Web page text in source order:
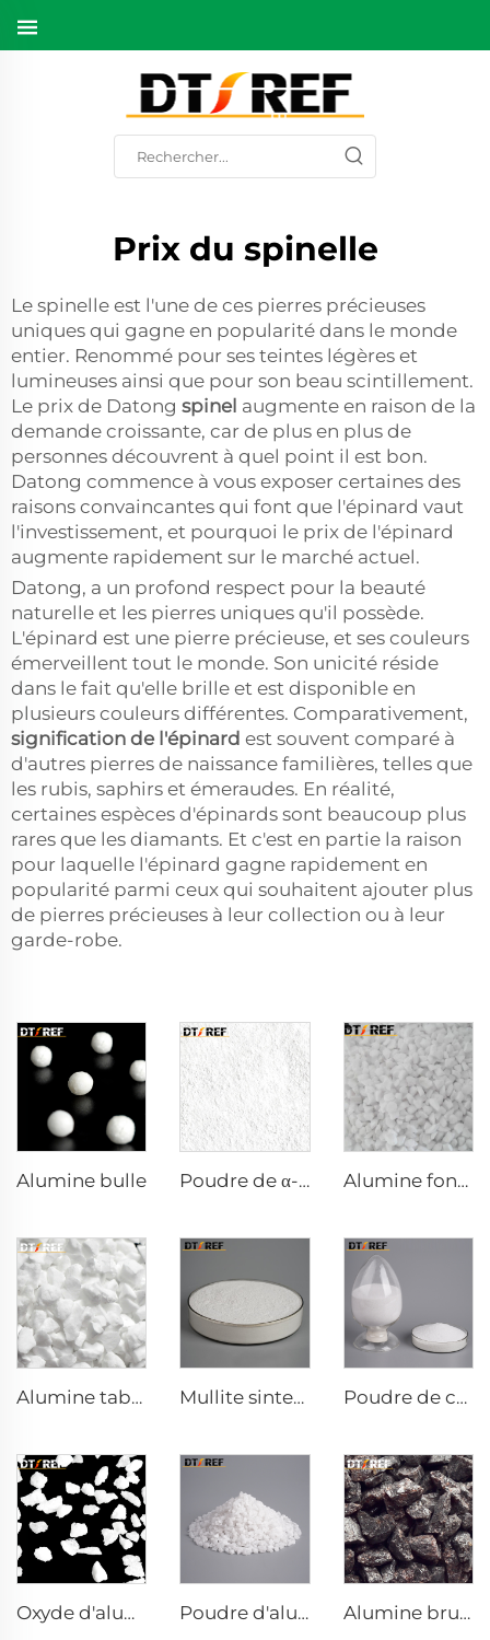
Prix du spinelle
Le spinelle est l'une de ces pierres précieuses
uniques qui gagne en popularité dans le monde
entier. Renommé pour ses teintes légères et
lumineuses ainsi que pour son beau scintillement.
Le prix de Datong spinel augmente en raison de la
demande croissante, car de plus en plus de
personnes découvrent à quel point il est bon.
Datong commence à vous exposer certaines des
raisons convaincantes qui font que l'épinard vaut
l'investissement, et pourquoi le prix de l'épinard
augmente rapidement sur le marché actuel.
Datong, a un profond respect pour la beauté
naturelle et les pierres uniques qu'il possède.
L'épinard est une pierre précieuse, et ses couleurs
émerveillent tout le monde. Son unicité réside
dans le fait qu'elle brille et est disponible en
plusieurs couleurs différentes. Comparativement,
signification de l'épinard est souvent comparé à
d'autres pierres de naissance familières, telles que
les rubis, saphirs et émeraudes. En réalité,
certaines espèces d'épinards sont beaucoup plus
rares que les diamants. Et c'est en partie la raison
pour laquelle l'épinard gagne rapidement en
popularité parmi ceux qui souhaitent ajouter plus
de pierres précieuses à leur collection ou à leur
garde-robe.
Alumine bulle Poudre de α-Al₂O₃ calcinée AW-9FG Alumine fondue blanche
Alumine tabulaire Mullite sinterisée Poudre de corindon blanc
Oxyde d'aluminium fondu Poudre d'alumine fondue Alumine brune fondue